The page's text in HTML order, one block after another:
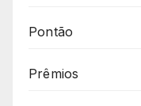
Pontão
Prêmios